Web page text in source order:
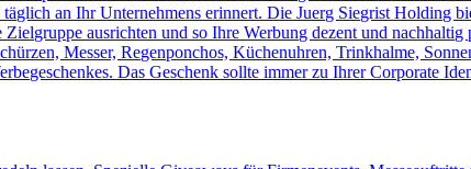
an Ihr Unternehmens erinnert. Die Juerg Siegrist Holding
ausrichten und so Ihre Werbung dezent und nachhaltig
Messer, Regenponchos, Küchenuhren, Trinkhalme,
Das Geschenk sollte immer zu Ihrer Corporate